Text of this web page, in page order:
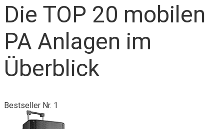
Die TOP 20 mobilen
PA Anlagen im
Überblick
Bestseller Nr. 1